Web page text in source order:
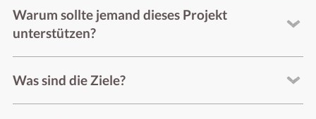
Warum sollte jemand dieses Projekt
unterstützen?
Was sind die Ziele?